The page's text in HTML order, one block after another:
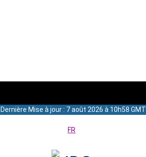
Dernière Mise à jour : 7 août 2026 à 10h58 GMT
FR